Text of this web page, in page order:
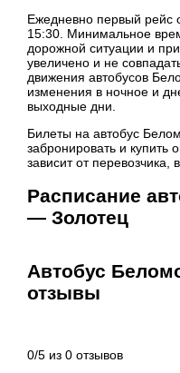
Ежедневно первый рейс
15:30. Минимальное
дорожной ситуации и
увеличено и не
движения автобусов
изменения в ночное и
выходные дни.
Билеты на автобус
забронировать и купить
зависит от перевозчика,
Расписание
— Золотец
Автобус
отзывы
0/5 из 0 отзывов